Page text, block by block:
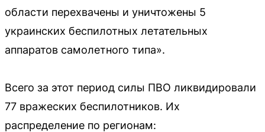
области перехвачены и уничтожены 5
украинских беспилотных летательных
аппаратов самолетного типа».
Всего за этот период силы ПВО ликвидировали
77 вражеских беспилотников. Их
распределение по регионам: